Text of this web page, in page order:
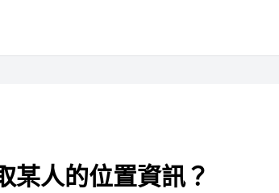
人的位置資訊？